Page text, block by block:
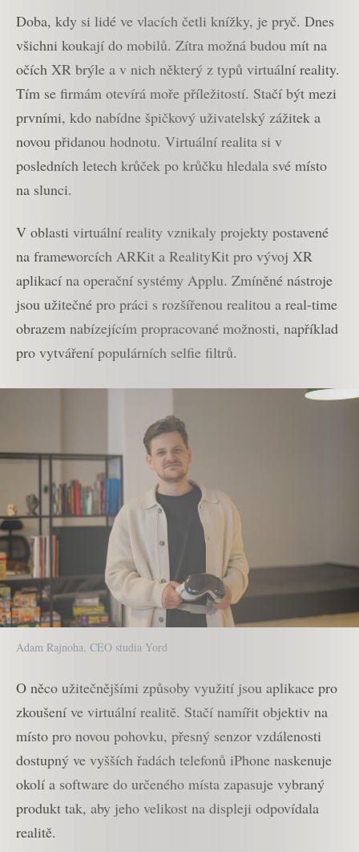
Doba, kdy si lidé ve vlacích četli knížky, je pryč. Dnes
všichni koukají do mobilů. Zítra možná budou mít na
očích XR brýle a v nich některý z typů virtuální reality.
Tím se firmám otevírá moře příležitostí. Stačí být mezi
prvními, kdo nabídne špičkový uživatelský zážitek a
novou přidanou hodnotu. Virtuální realita si v
posledních letech krůček po krůčku hledala své místo
na slunci.
V oblasti virtuální reality vznikaly projekty postavené
na frameworcích ARKit a RealityKit pro vývoj XR
aplikací na operační systémy Applu. Zmíněné nástroje
jsou užitečné pro práci s rozšířenou realitou a real-time
obrazem nabízejícím propracované možnosti, například
pro vytváření populárních selfie filtrů.
Adam Rajnoha, CEO studia Yord
O něco užitečnějšími způsoby využití jsou aplikace pro
zkoušení ve virtuální realitě. Stačí namířit objektiv na
místo pro novou pohovku, přesný senzor vzdálenosti
dostupný ve vyšších řadách telefonů iPhone naskenuje
okolí a software do určeného místa zapasuje vybraný
produkt tak, aby jeho velikost na displeji odpovídala
realitě.